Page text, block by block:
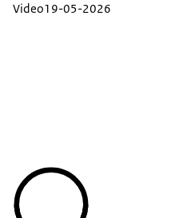
Video19-05-2026